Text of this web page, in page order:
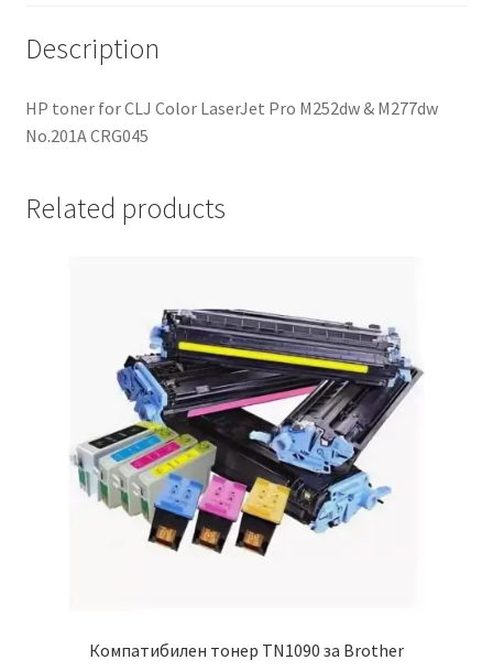
Description
HP toner for CLJ Color LaserJet Pro M252dw & M277dw
No.201A CRG045
Related products
Компатибилен тонер TN1090 за Brother